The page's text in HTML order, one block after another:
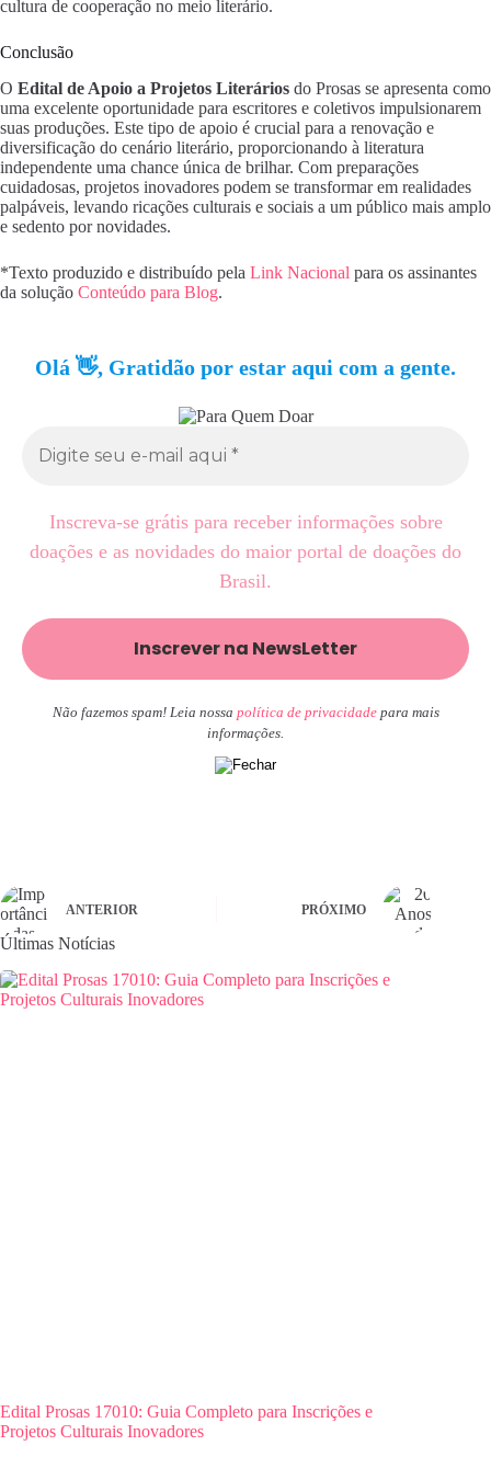
cultura de cooperação no meio literário.
Conclusão
O Edital de Apoio a Projetos Literários do Prosas se apresenta como
uma excelente oportunidade para escritores e coletivos impulsionarem
suas produções. Este tipo de apoio é crucial para a renovação e
diversificação do cenário literário, proporcionando à literatura
independente uma chance única de brilhar. Com preparações
cuidadosas, projetos inovadores podem se transformar em realidades
palpáveis, levando ricações culturais e sociais a um público mais amplo
e sedento por novidades.
*Texto produzido e distribuído pela Link Nacional para os assinantes
da solução Conteúdo para Blog.
Olá 👋, Gratidão por estar aqui com a gente.
Inscreva-se grátis para receber informações sobre
doações e as novidades do maior portal de doações do
Brasil.
Não fazemos spam! Leia nossa política de privacidadepara mais
informações.
ANTERIOR PRÓXIMO
Últimas Notícias
Edital Prosas 17010: Guia Completo para Inscrições e
Projetos Culturais Inovadores